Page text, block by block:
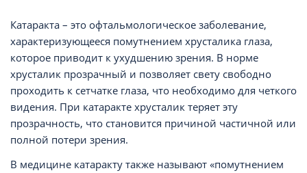
Катаракта – это офтальмологическое заболевание,
характеризующееся помутнением хрусталика глаза,
которое приводит к ухудшению зрения. В норме
хрусталик прозрачный и позволяет свету свободно
проходить к сетчатке глаза, что необходимо для четкого
видения. При катаракте хрусталик теряет эту
прозрачность, что становится причиной частичной или
полной потери зрения.
В медицине катаракту также называют «помутнением